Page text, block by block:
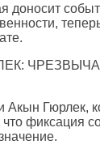
доносит
Акын Гюрлек,
что фиксация